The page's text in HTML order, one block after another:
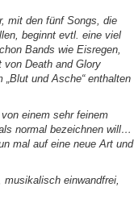
mit den fünf Songs, die
beginnt evtl. eine viel
Bands wie Eisregen,
von Death and Glory
und Asche“ enthalten
einem sehr feinem
normal bezeichnen will…
mal auf eine neue Art und
einwandfrei,